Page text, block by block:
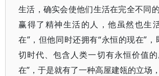
生活，确实会使他们生活在完全不同
赢得了精神生活的人，他虽然也生
在”，但他同时还拥有“永恒的现在”，
切时代、包含人类一切有永恒价值
在”，于是就有了一种高屋建瓴的立场